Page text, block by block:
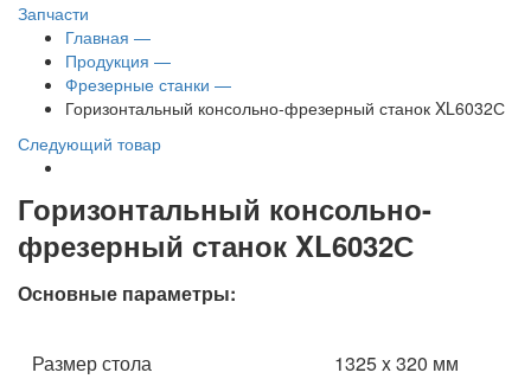
Запчасти
Главная —
Продукция —
Фрезерные станки —
Горизонтальный консольно-фрезерный станок XL6032С
Следующий товар
Горизонтальный консольно-
фрезерный станок XL6032С
Основные параметры:
Размер стола 1325 x 320 мм